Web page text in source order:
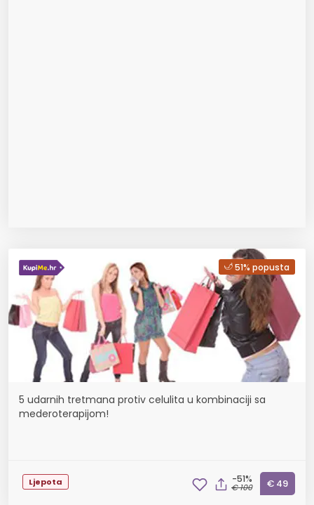
51% popusta
5 udarnih tretmana protiv celulita u kombinaciji sa
mederoterapijom!
Ljepota -51%
€ 100 € 49